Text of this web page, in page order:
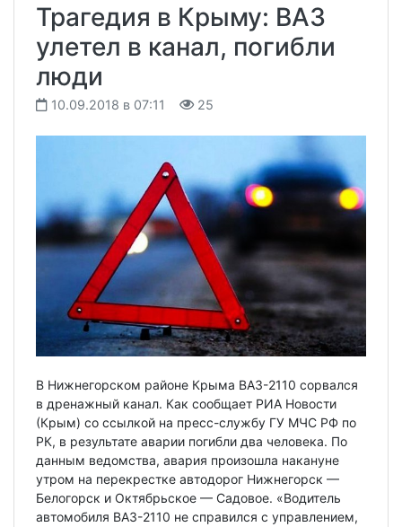
Трагедия в Крыму: ВАЗ
улетел в канал, погибли
люди
10.09.2018 в 07:11 25
В Нижнегорском районе Крыма ВАЗ-2110 сорвался
в дренажный канал. Как сообщает РИА Новости
(Крым) со ссылкой на пресс-службу ГУ МЧС РФ по
РК, в результате аварии погибли два человека. По
данным ведомства, авария произошла накануне
утром на перекрестке автодорог Нижнегорск —
Белогорск и Октябрьское — Садовое. «Водитель
автомобиля ВАЗ-2110 не справился с управлением,